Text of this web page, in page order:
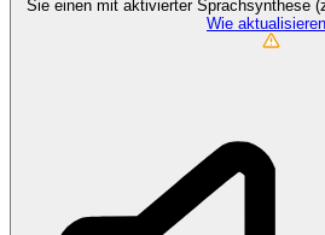
Sie einen mit aktivierter Sprachsynthese
Wie